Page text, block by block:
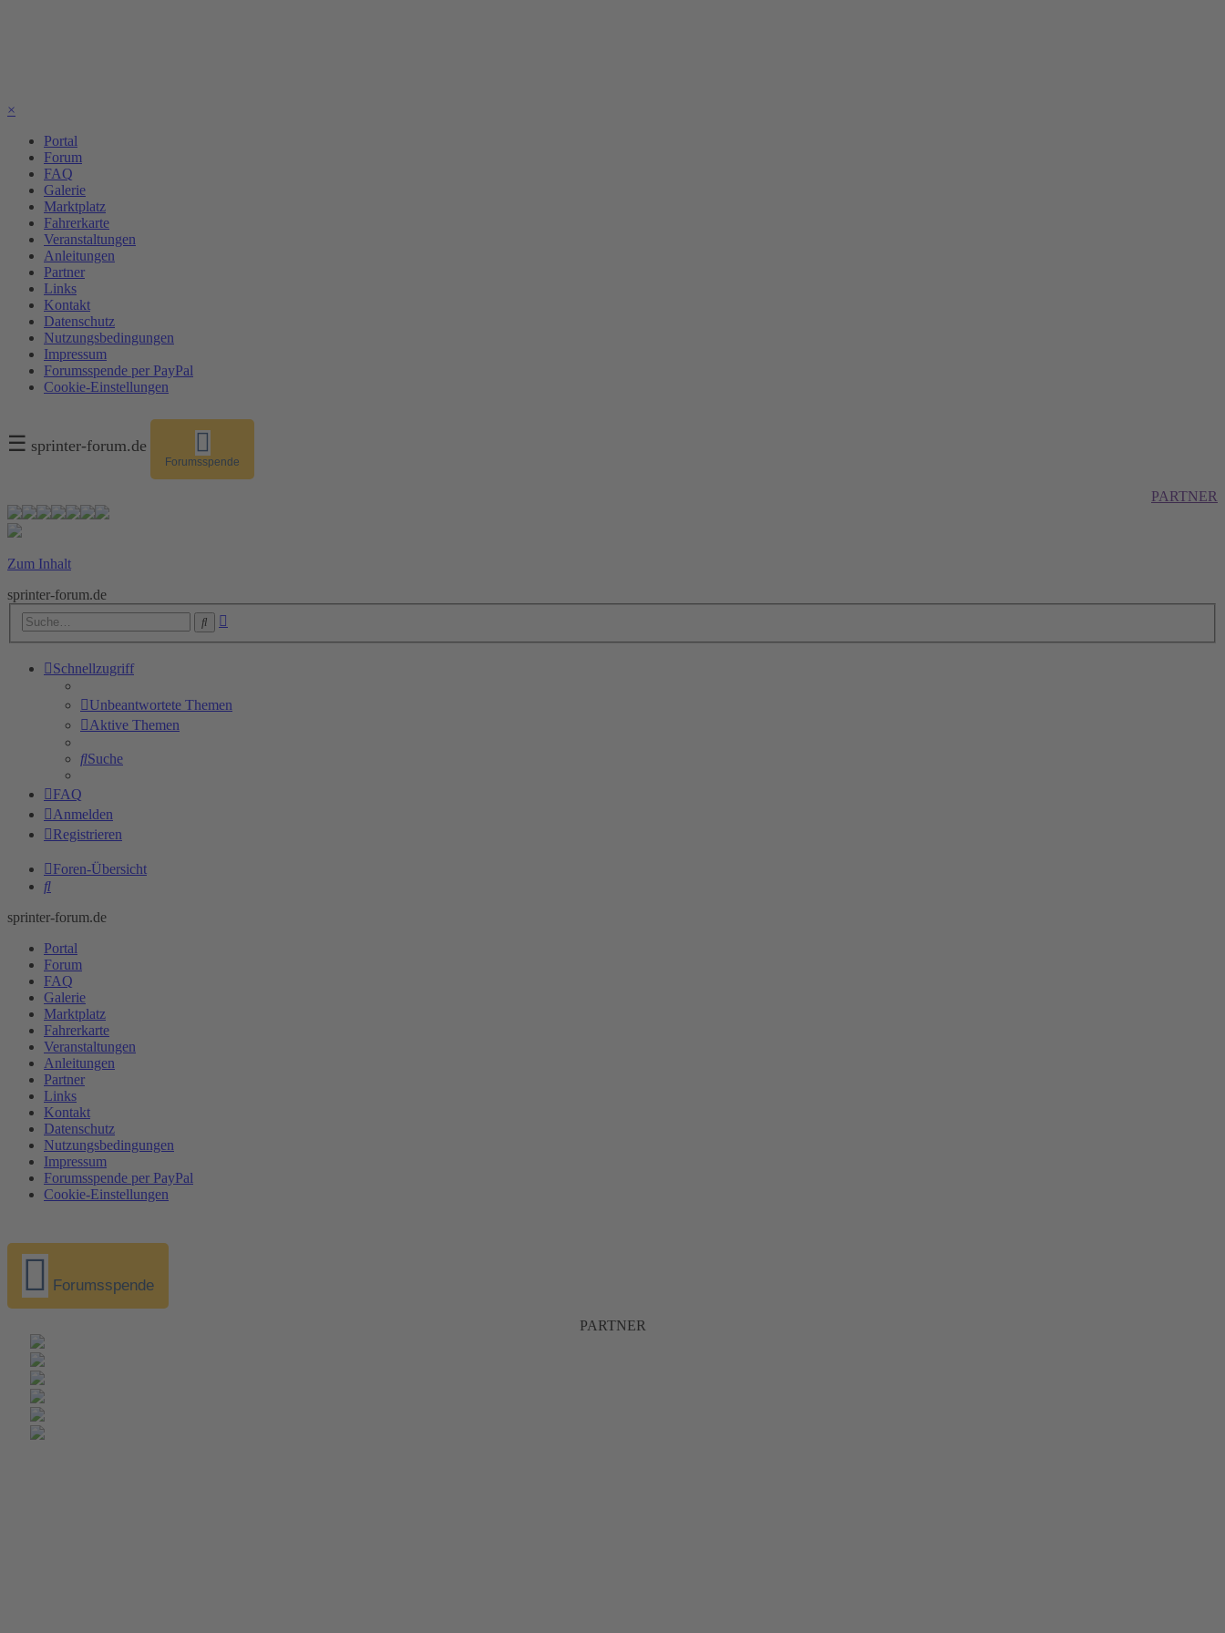
×
Portal
Forum
FAQ
Galerie
Marktplatz
Fahrerkarte
Veranstaltungen
Anleitungen
Partner
Links
Kontakt
Datenschutz
Nutzungsbedingungen
Impressum
Forumsspende per PayPal
Cookie-Einstellungen
☰ sprinter-forum.de
Forumsspende
PARTNER
Zum Inhalt
sprinter-forum.de
Suche
Schnellzugriff
Unbeantwortete Themen
Aktive Themen
Suche
FAQ
Anmelden
Registrieren
Foren-Übersicht
Suche
sprinter-forum.de
Portal
Forum
FAQ
Galerie
Marktplatz
Fahrerkarte
Veranstaltungen
Anleitungen
Partner
Links
Kontakt
Datenschutz
Nutzungsbedingungen
Impressum
Forumsspende per PayPal
Cookie-Einstellungen
Forumsspende
PARTNER